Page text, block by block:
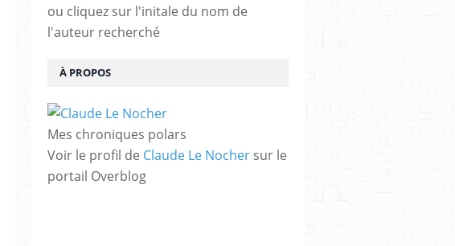
ou cliquez sur l'initale du nom de
l'auteur recherché
À PROPOS
Mes chroniques polars
Voir le profil de Claude Le Nocher sur le
portail Overblog